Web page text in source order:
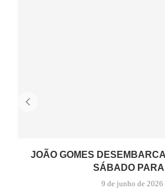
JOÃO GOMES
SÁBADO
9 de junho de 2026